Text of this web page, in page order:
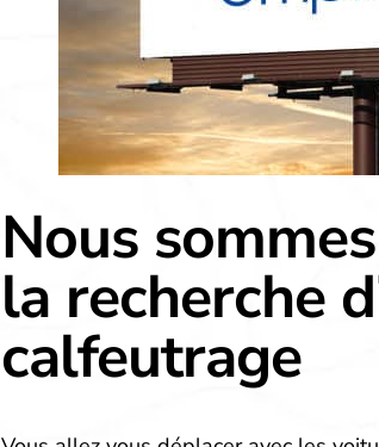
Nous
la recherche
calfeutrage